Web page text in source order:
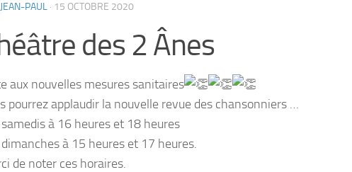
JEAN-PAUL · 15 OCTOBRE 2020
des 2 Ânes
aux nouvelles mesures sanitaires
pourrez applaudir la nouvelle revue des chansonniers …
samedis à 16 heures et 18 heures
dimanches à 15 heures et 17 heures.
de noter ces horaires.